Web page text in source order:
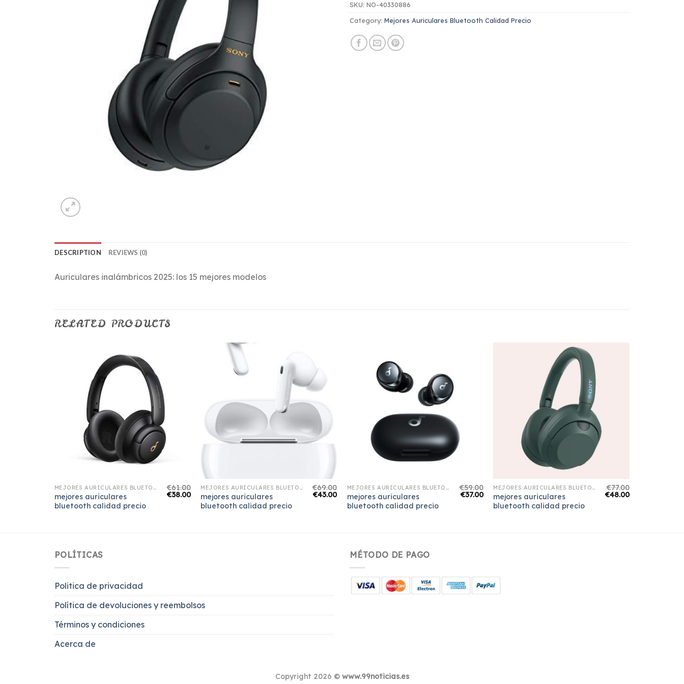
SKU: NO-40330886
Category: Mejores Auriculares Bluetooth Calidad Precio
DESCRIPTION REVIEWS (0)
Auriculares inalámbricos 2025: los 15 mejores modelos
RELATED PRODUCTS
MEJORES AURICULARES BLUETOOTH CALIDAD PRECIO
mejores auriculares
bluetooth calidad precio
€61.00
€38.00
MEJORES AURICULARES BLUETOOTH CALIDAD PRECIO
mejores auriculares
bluetooth calidad precio
€69.00
€43.00
MEJORES AURICULARES BLUETOOTH CALIDAD PRECIO
mejores auriculares
bluetooth calidad precio
€59.00
€37.00
MEJORES AURICULARES BLUETOOTH CALIDAD PRECIO
mejores auriculares
bluetooth calidad precio
€77.00
€48.00
POLÍTICAS
Politica de privacidad
Política de devoluciones y reembolsos
Términos y condiciones
Acerca de
MÉTODO DE PAGO
Copyright 2026 © www.99noticias.es